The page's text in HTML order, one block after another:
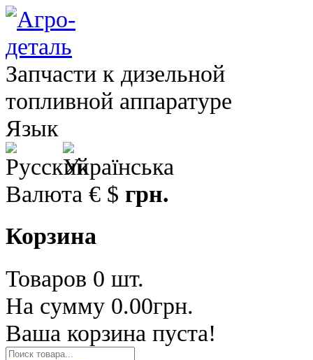
Запчасти к дизельной
топливной аппаратуре
Язык
Валюта € $ грн.
Корзина
Товаров 0 шт.
На сумму 0.00грн.
Ваша корзина пуста!